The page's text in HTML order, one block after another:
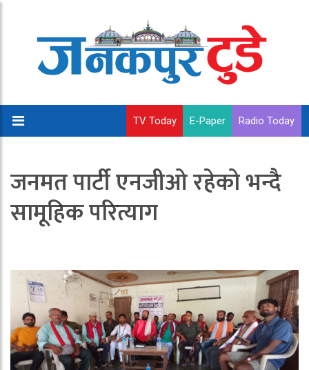
TV Today E-Paper Radio Today
जनमत पार्टी एनजीओ रहेको भन्दै
सामूहिक परित्याग